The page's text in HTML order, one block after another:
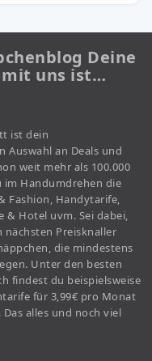
Deine
mit uns ist…
ist dein
Auswahl an Deals und
weit mehr als 100.000
im Handumdrehen die
Fashion, Handytarife,
& Hotel uvm. Sei dabei,
nächsten Preisknaller
die mindestens
Unter den besten
findest du beispielsweise
für 3,99€ pro Monat
alles und noch viel